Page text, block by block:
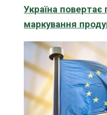
Україна повертає
маркування